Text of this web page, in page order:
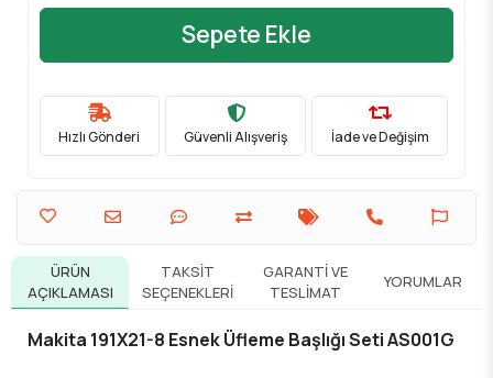
Sepete Ekle
Hızlı Gönderi Güvenli Alışveriş İade ve Değişim
ÜRÜN
AÇIKLAMASI
TAKSIT
SEÇENEKLERI
GARANTI VE
TESLIMAT
YORUMLAR
Makita 191X21-8 Esnek Üfleme Başlığı Seti AS001G